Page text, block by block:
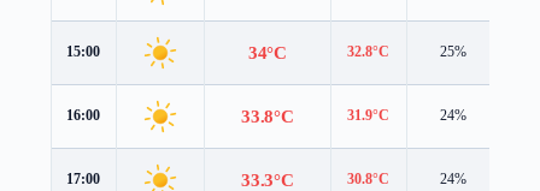
15:00 34°C 32.8°C 25%
16:00 33.8°C 31.9°C 24%
17:00 33.3°C 30.8°C 24%